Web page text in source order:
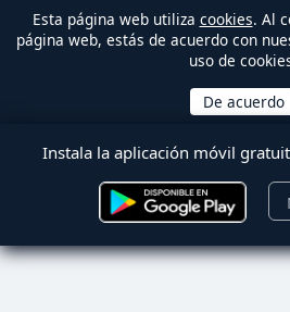
Esta página web utiliza cookies. Al
página web, estás de acuerdo con
uso de
Instala la aplicación móvil